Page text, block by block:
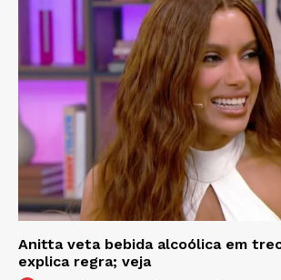
Anitta veta bebida alcoólica em
explica regra; veja